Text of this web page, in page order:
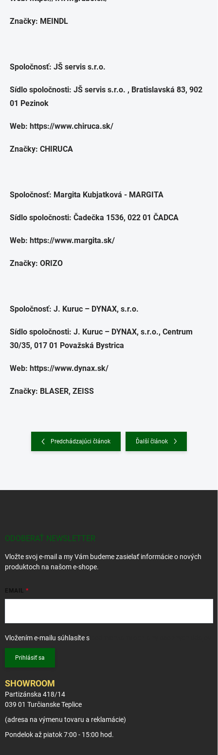
Značky: MEINDL
Spoločnosť: JŠ servis s.r.o.
Sídlo spoločnosti: JŠ servis s.r.o. , Bratislavská 83, 902
01 Pezinok
Web: https://www.chiruca.sk/
Značky: CHIRUCA
Spoločnosť: Margita Kubjatková - MARGITA
Sídlo spoločnosti: Čadečka 1536, 022 01 ČADCA
Web: https://www.margita.sk/
Značky: ORIZO
Spoločnosť: J. Kuruc – DYNAX, s.r.o.
Sídlo spoločnosti: J. Kuruc – DYNAX, s.r.o., Centrum
30/35, 017 01 Považská Bystrica
Web: https://www.dynax.sk/
Značky: BLASER, ZEISS
Predchádzajúci článok Ďalší článok
ODOBERAŤ NEWSLETTER
Vložte svoj e-mail a my Vám budeme zasielať informácie o nových
produktoch na našom e-shope.
EMAIL
Vložením e-mailu súhlasíte s
Prihlásiť sa
SHOWROOM
Partizánska 418/14
039 01 Turčianske Teplice
(adresa na výmenu tovaru a reklamácie)
Pondelok až piatok 7:00 - 15:00 hod.